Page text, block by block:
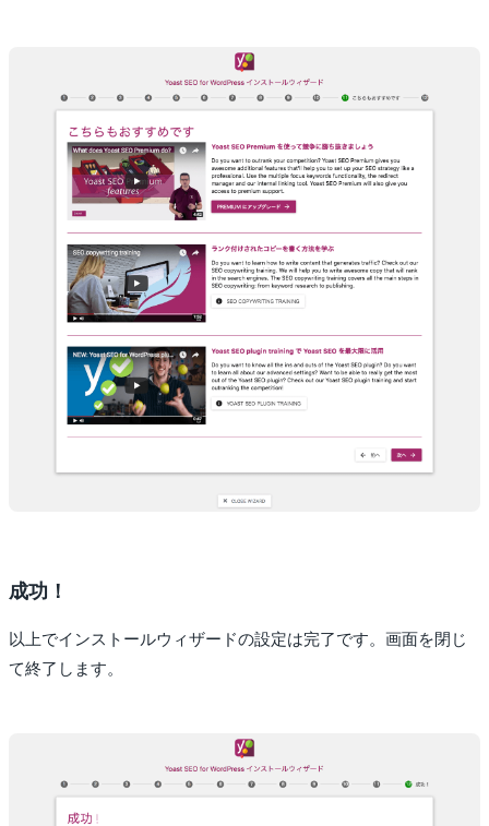
成功！
以上でインストールウィザードの設定は完了です。画面を閉じ
て終了します。